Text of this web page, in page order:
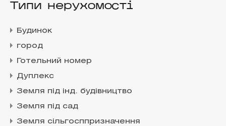
Типи нерухомості
Будинок
город
Готельний номер
Дуплекс
Земля під інд. будівництво
Земля під сад
Земля сільгосппризначення